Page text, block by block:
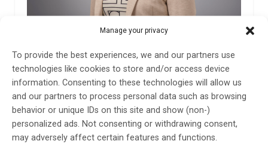
Manage your privacy
To provide the best experiences, we and our partners use
technologies like cookies to store and/or access device
information. Consenting to these technologies will allow us
and our partners to process personal data such as browsing
behavior or unique IDs on this site and show (non-)
personalized ads. Not consenting or withdrawing consent,
may adversely affect certain features and functions.
Intensiv rehabilitering ger förbättringar lång tid
Högintensiv behandling med träning sex timmar per
dag i två veckor, CI-terapi, verkar förbättra benets
funktion och förmågan att gå och röra sig i sin
omgivning. Förbättringarna ses även om det gått lång
tid sedan insjuknandet i stroke och uppnådda…
20 nov 2023